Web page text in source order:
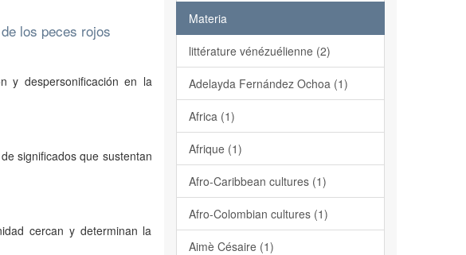
los peces rojos
y despersonificación en la
significados que sustentan
cercan y determinan la
Materia
littérature vénézuélienne (2)
Adelayda Fernández Ochoa (1)
Africa (1)
Afrique (1)
Afro-Caribbean cultures (1)
Afro-Colombian cultures (1)
Aimè Césaire (1)